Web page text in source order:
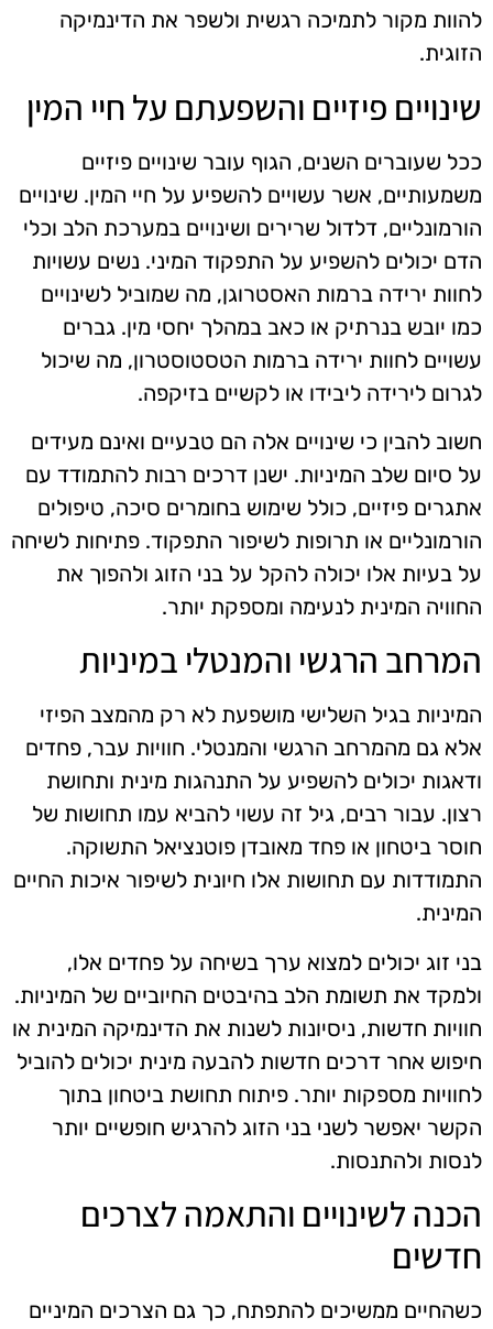
להוות מקור לתמיכה רגשית ולשפר את הדינמיקה
הזוגית.
שינויים פיזיים והשפעתם על חיי המין
ככל שעוברים השנים, הגוף עובר שינויים פיזיים
משמעותיים, אשר עשויים להשפיע על חיי המין. שינויים
הורמונליים, דלדול שרירים ושינויים במערכת הלב וכלי
הדם יכולים להשפיע על התפקוד המיני. נשים עשויות
לחוות ירידה ברמות האסטרוגן, מה שמוביל לשינויים
כמו יובש בנרתיק או כאב במהלך יחסי מין. גברים
עשויים לחוות ירידה ברמות הטסטוסטרון, מה שיכול
לגרום לירידה ליבידו או לקשיים בזיקפה.
חשוב להבין כי שינויים אלה הם טבעיים ואינם מעידים
על סיום שלב המיניות. ישנן דרכים רבות להתמודד עם
אתגרים פיזיים, כולל שימוש בחומרים סיכה, טיפולים
הורמונליים או תרופות לשיפור התפקוד. פתיחות לשיחה
על בעיות אלו יכולה להקל על בני הזוג ולהפוך את
החוויה המינית לנעימה ומספקת יותר.
המרחב הרגשי והמנטלי במיניות
המיניות בגיל השלישי מושפעת לא רק מהמצב הפיזי
אלא גם מהמרחב הרגשי והמנטלי. חוויות עבר, פחדים
ודאגות יכולים להשפיע על התנהגות מינית ותחושת
רצון. עבור רבים, גיל זה עשוי להביא עמו תחושות של
חוסר ביטחון או פחד מאובדן פוטנציאל התשוקה.
התמודדות עם תחושות אלו חיונית לשיפור איכות החיים
המינית.
בני זוג יכולים למצוא ערך בשיחה על פחדים אלו,
ולמקד את תשומת הלב בהיבטים החיוביים של המיניות.
חוויות חדשות, ניסיונות לשנות את הדינמיקה המינית או
חיפוש אחר דרכים חדשות להבעה מינית יכולים להוביל
לחוויות מספקות יותר. פיתוח תחושת ביטחון בתוך
הקשר יאפשר לשני בני הזוג להרגיש חופשיים יותר
לנסות ולהתנסות.
הכנה לשינויים והתאמה לצרכים
חדשים
כשהחיים ממשיכים להתפתח, כך גם הצרכים המיניים